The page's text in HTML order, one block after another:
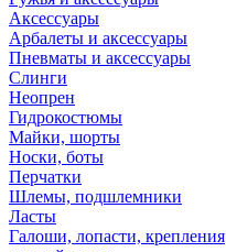
Аксессуары
Арбалеты и аксессуары
Пневматы и аксессуары
Слинги
Неопрен
Гидрокостюмы
Майки, шорты
Носки, боты
Перчатки
Шлемы, подшлемники
Ласты
Галоши, лопасти, крепления